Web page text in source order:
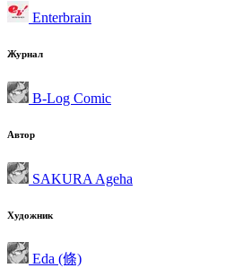
Enterbrain
Журнал
B-Log Comic
Автор
SAKURA Ageha
Художник
Eda (條)